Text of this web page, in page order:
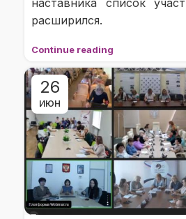
расширился.
Continue reading
26
ИЮН